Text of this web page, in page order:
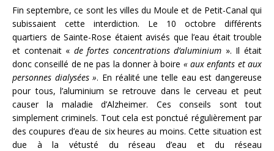
Fin septembre, ce sont les villes du Moule et de Petit-Canal qui
subissaient cette interdiction. Le 10 octobre différents
quartiers de Sainte-Rose étaient avisés que l’eau était trouble
et contenait « de fortes concentrations d’aluminium ». Il était
donc conseillé de ne pas la donner à boire « aux enfants et aux
personnes dialysées ». En réalité une telle eau est dangereuse
pour tous, l’aluminium se retrouve dans le cerveau et peut
causer la maladie d’Alzheimer. Ces conseils sont tout
simplement criminels. Tout cela est ponctué régulièrement par
des coupures d’eau de six heures au moins. Cette situation est
due à la vétusté du réseau d’eau et du réseau